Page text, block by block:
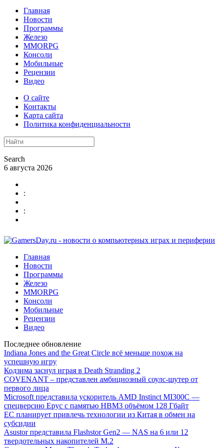
Главная
Новости
Программы
Железо
MMORPG
Консоли
Мобильные
Рецензии
Видео
О сайте
Контакты
Карта сайта
Политика конфиденциальности
Search
6 августа 2026
:
:
Главная
Новости
Программы
Железо
MMORPG
Консоли
Мобильные
Рецензии
Видео
Последнее обновление
Indiana Jones and the Great Circle всё меньше похож на
успешную игру
Кодзима заснул играя в Death Stranding 2
COVENANT – представлен амбициозный соулс-шутер от
первого лица
Microsoft представила ускоритель AMD Instinct MI300C —
спецверсию Epyc с памятью HBM3 объёмом 128 Гбайт
ЕС планирует привлечь технологии из Китая в обмен на
субсидии
Asustor представила Flashstor Gen2 — NAS на 6 или 12
твердотельных накопителей M.2